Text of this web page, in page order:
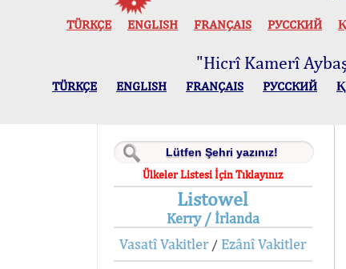
TÜRKÇE ENGLISH FRANÇAIS РУССКИЙ
"Hicrî Kamerî
TÜRKÇE ENGLISH FRANÇAIS РУССКИЙ
Ülkeler Listesi İçin Tıklayınız
Listowel
Kerry / İrlanda
Vasatî Vakitler/ Ezânî Vakitler